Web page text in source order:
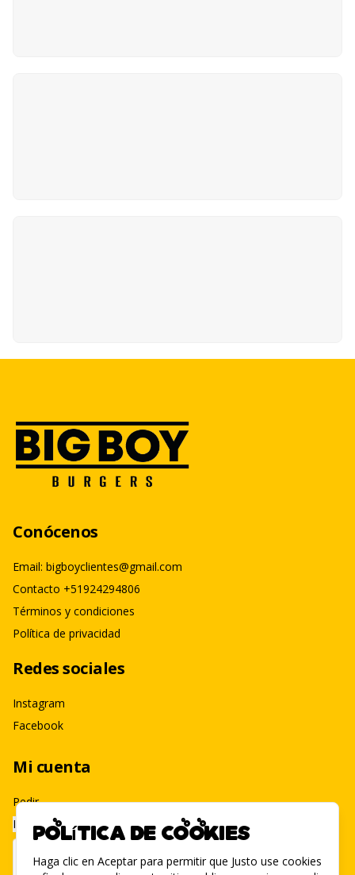
Conócenos
Email: bigboyclientes@gmail.com
Contacto +51924294806
Términos y condiciones
Política de privacidad
Redes sociales
Instagram
Facebook
Mi cuenta
Pedir
Iniciar sesión
Política de Cookies
Haga clic en Aceptar para permitir que Justo use cookies